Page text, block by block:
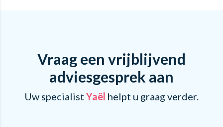
Vraag een vrijblijvend
adviesgesprek aan
Uw specialist Yaël helpt u graag verder.